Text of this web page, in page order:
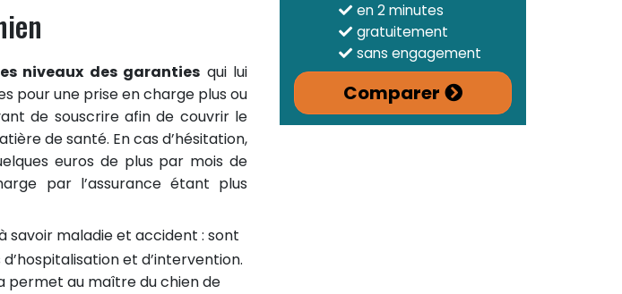
niveaux des garanties qui lui
pour une prise en charge plus ou
de souscrire afin de couvrir le
de santé. En cas d’hésitation,
euros de plus par mois de
par l’assurance étant plus
savoir maladie et accident : sont
et d’intervention.
permet au maître du chien de
en 2 minutes
gratuitement
sans engagement
Comparer